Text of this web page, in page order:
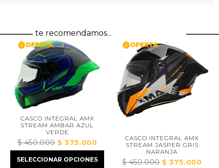
te recomendamos...
CASCO INTEGRAL AMX
STREAM AMBAR AZUL
VERDE
450.000El
precio
original
$375.000El
precio
actual
SELECCIONAR OPCIONES
CASCO INTEGRAL AMX
STREAM JASPER GRIS
NARANJA
450.000El
$375.000El